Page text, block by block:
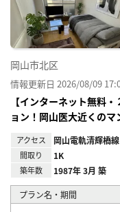
岡山市北区
情報更新日 2026/08/09
【インターネット無料
ョン！岡山医大近くのマ
アクセス 岡山電軌清輝橋
間取り 1K
築年数 1987年 3月 築
プラン名・期間